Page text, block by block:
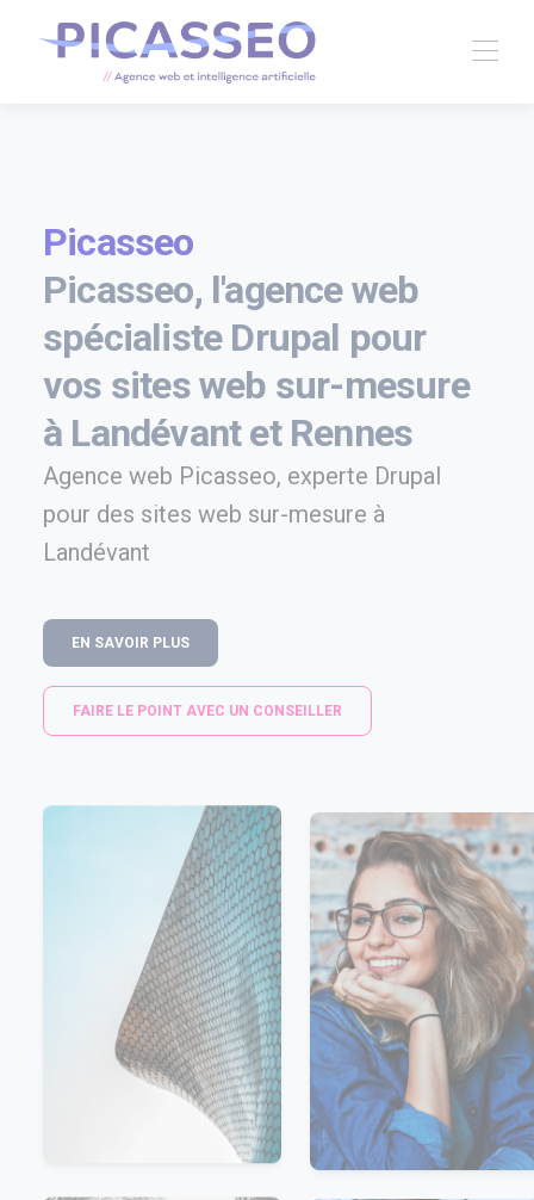
Picasseo
Picasseo, l'agence web
spécialiste Drupal pour
vos sites web sur-mesure
à Landévant et Rennes
Agence web Picasseo, experte Drupal
pour des sites web sur-mesure à
Landévant
EN SAVOIR PLUS
FAIRE LE POINT AVEC UN CONSEILLER